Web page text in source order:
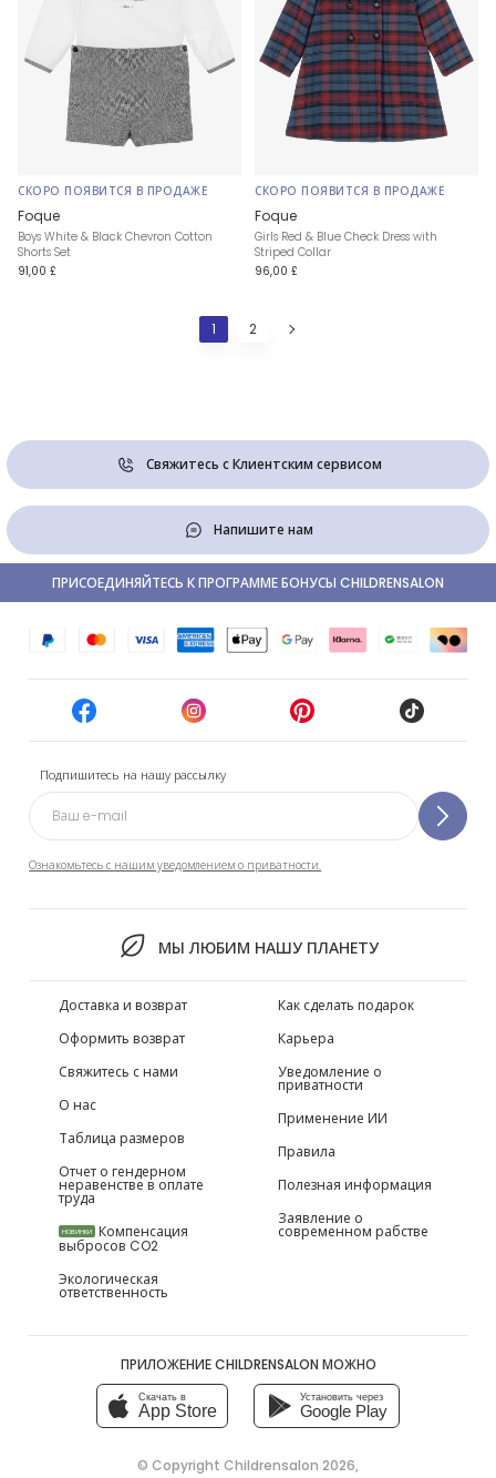
СКОРО ПОЯВИТСЯ В ПРОДАЖЕ
Foque
Boys White & Black Chevron Cotton
Shorts Set
91,00 £
СКОРО ПОЯВИТСЯ В ПРОДАЖЕ
Foque
Girls Red & Blue Check Dress with
Striped Collar
96,00 £
1 2
Свяжитесь с Клиентским сервисом
Напишите нам
Подпишитесь на нашу рассылку
Ознакомьтесь с нашим уведомлением о приватности.
МЫ ЛЮБИМ НАШУ ПЛАНЕТУ
ПРИСОЕДИНЯЙТЕСЬ К ПРОГРАММЕ БОНУСЫ CHILDRENSALON
Доставка и возврат
Оформить возврат
Свяжитесь с нами
О нас
Таблица размеров
Отчет о гендерном
неравенстве в оплате
труда
НОВИНКИ Компенсация
выбросов CO2
Экологическая
ответственность
Как сделать подарок
Карьера
Уведомление о
приватности
Применение ИИ
Правила
Полезная информация
Заявление о
современном рабстве
ПРИЛОЖЕНИЕ CHILDRENSALON МОЖНО
Скачать в
App Store
Установить через
Google Play
© Copyright Childrensalon 2026,